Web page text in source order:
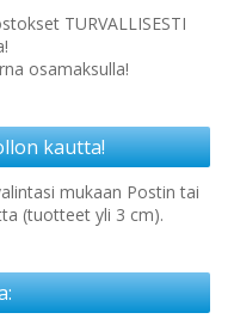
TURVALLISESTI
osamaksulla!
kautta!
mukaan Postin tai
(tuotteet yli 3 cm).